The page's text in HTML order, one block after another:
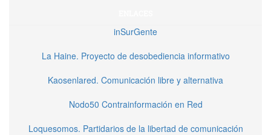
inSurGente
La Haine. Proyecto de desobediencia informativo
Kaosenlared. Comunicación libre y alternativa
Nodo50 Contrainformación en Red
Loquesomos. Partidarios de la libertad de comunicación